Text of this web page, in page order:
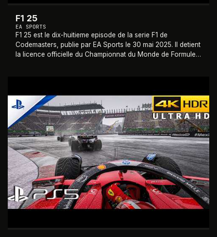
F1 25
EA SPORTS
F1 25 est le dix-huitieme episode de la serie F1 de
Codemasters, publie par EA Sports le 30 mai 2025. Il detient
la licence officielle du Championnat du Monde de Formule 1